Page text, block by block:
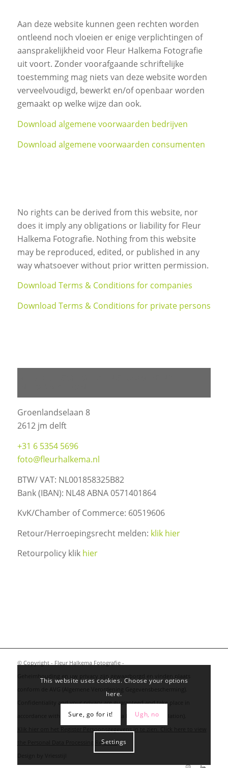
Aan deze website kunnen geen rechten worden
ontleend noch vloeien er enige verplichtingen of
aansprakelijkheid voor Fleur Halkema Fotografie
uit voort. Zonder voorafgaande schriftelijke
toestemming mag niets van deze website worden
verveelvoudigd, bewerkt en/of openbaar worden
gemaakt op welke wijze dan ook.
Download algemene voorwaarden bedrijven
Download algemene voorwaarden consumenten
No rights can be derived from this website, nor
does it imply any obligations or liability for Fleur
Halkema Fotografie. Nothing from this website
may be reproduced, edited, or published in any
way whatsoever without prior written permission.
Download Terms & Conditions for companies
Download Terms & Conditions for private persons
Groenlandselaan 8
2612 jm delft
+31 6 5354 5696
foto@fleurhalkema.nl
BTW/ VAT: NL001858325B82
Bank (IBAN): NL48 ABNA 0571401864
KvK/Chamber of Commerce: 60519606
Retour/Herroepingsrecht melden: klik hier
Retourpolicy klik hier
© Copyright - Fleur Halkema Fotografie -
Confidentiality and your privacy are guaranteed and take place in
accordance with the GDPR (General Data Protection Regulation).
the Personal Data Processing Register.
This website uses cookies. Choose your options
here.
Sure, go for it! Ugh, no
Settings